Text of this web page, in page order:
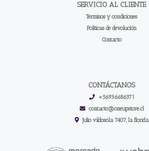
SERVICIO AL CLIENTE
Terminos y condiciones
Políticas de devolución
Contacto
CONTÁCTANOS
+56936686371
contacto@oneupstore.cl
Julio vildosola 7407, la florida